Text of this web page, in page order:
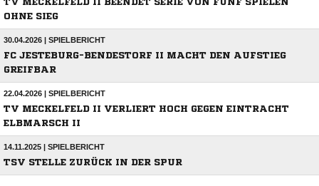
TV MECKELFELD II BEENDET SERIE VON FÜNF SPIELEN
OHNE SIEG
30.04.2026 | SPIELBERICHT
FC JESTEBURG-BENDESTORF II MACHT DEN AUFSTIEG
GREIFBAR
22.04.2026 | SPIELBERICHT
TV MECKELFELD II VERLIERT HOCH GEGEN EINTRACHT
ELBMARSCH II
14.11.2025 | SPIELBERICHT
TSV STELLE ZURÜCK IN DER SPUR